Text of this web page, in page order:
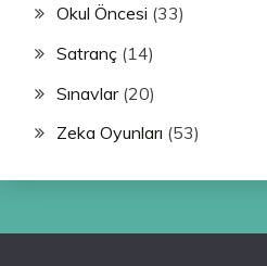
Okul Öncesi (33)
Satranç (14)
Sınavlar(20)
Zeka Oyunları (53)